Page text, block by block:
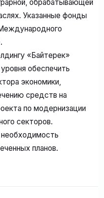
обрабатывающей
Указанные фонды
«Байтерек»
обеспечить
экономики,
средств на
по модернизации
секторов.
планов.